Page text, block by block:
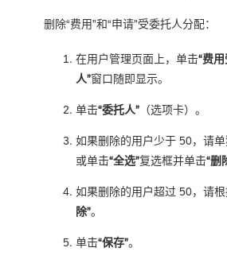
删除“费用”和“申请”受委托人分配：
在用户管理页面上，单击“费
人”窗口随即显示。
单击“委托人” （选项卡）。
如果删除的用户少于 50，请
或单击“全选”复选框并单击“删
如果删除的用户超过 50，请
除”。
单击“保存”。